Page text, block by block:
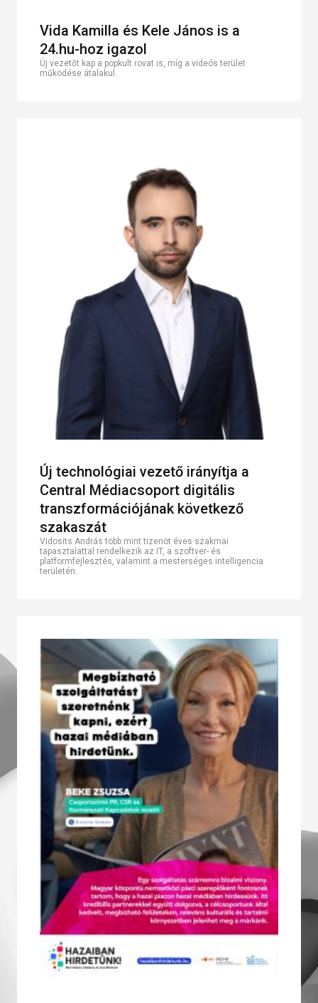
Vida Kamilla és Kele János is a
24.hu-hoz igazol
Új vezetőt kap a popkult rovat is, míg a videós terület
működése átalakul.
Új technológiai vezető irányítja a
Central Médiacsoport digitális
transzformációjának következő
szakaszát
Vidosits András több mint tizenöt éves szakmai
tapasztalattal rendelkezik az IT, a szoftver- és
platformfejlesztés, valamint a mesterséges intelligencia
területén.